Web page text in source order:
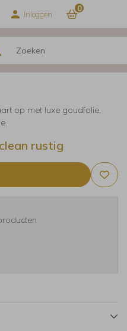
Inloggen
0
op met luxe goudfolie,
rustig